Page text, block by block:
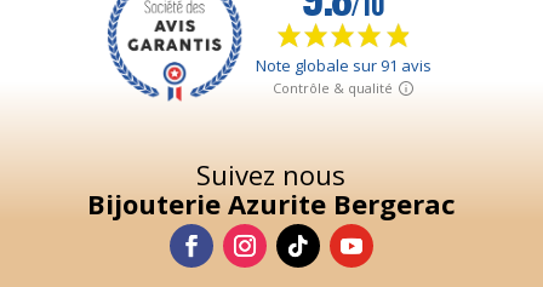
Suivez nous
Bijouterie Azurite Bergerac